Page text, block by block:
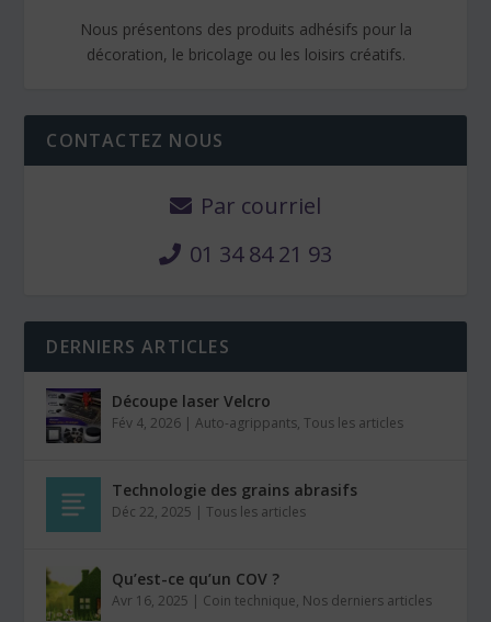
Nous présentons des produits adhésifs pour la
décoration, le bricolage ou les loisirs créatifs.
CONTACTEZ NOUS
Par courriel
01 34 84 21 93
DERNIERS ARTICLES
Découpe laser Velcro
Fév 4, 2026 |Auto-agrippants,Tous les articles
Technologie des grains abrasifs
Déc 22, 2025 |Tous les articles
Qu’est-ce qu’un COV ?
Avr 16, 2025 | Coin technique, Nos derniers articles